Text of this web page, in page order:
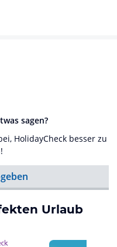
sagen?
HolidayCheck besser zu
Urlaub